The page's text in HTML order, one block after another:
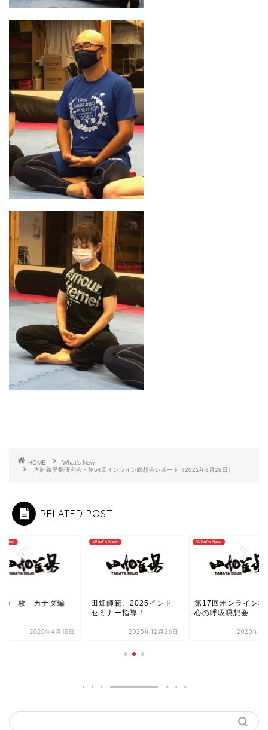
HOME
What's New
内陸茶黒帯研究会・第64回オンライン瞑想会レポート（2021年8月28日）
RELATED POST
New
の一枚 カナダ編
2020年4月18日
What's New
田畑師範、2025インド
セミナー指導！
2025年12月26日
What's New
第17回オンライン極
心の呼吸瞑想会
2020年9